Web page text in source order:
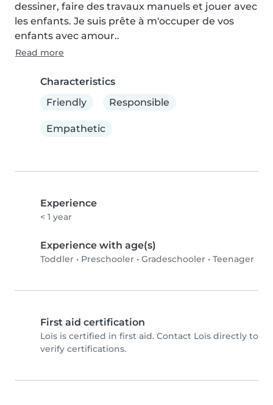
dessiner, faire des travaux manuels et jouer avec
les enfants. Je suis prête à m'occuper de vos
enfants avec amour..
Read more
Characteristics
Friendly
Responsible
Empathetic
Experience
< 1 year
Experience with age(s)
Toddler • Preschooler • Gradeschooler • Teenager
First aid certification
Loïs is certified in first aid. Contact Loïs directly to
verify certifications.